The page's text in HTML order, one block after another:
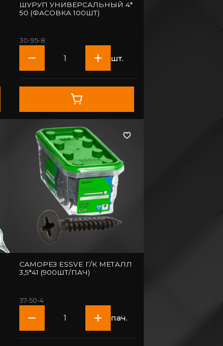
ШУРУП УНИВЕРСАЛЬНЫЙ 4*
50 (ФАСОВКА 100ШТ)
30-95-8
шт.
САМОРЕЗ ESSVE Г/К МЕТАЛЛ
3,5*41 (900ШТ/ПАЧ)
37-50-4
пач.